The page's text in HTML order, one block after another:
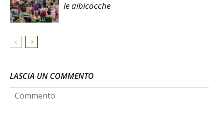
le albicocche
LASCIA UN COMMENTO